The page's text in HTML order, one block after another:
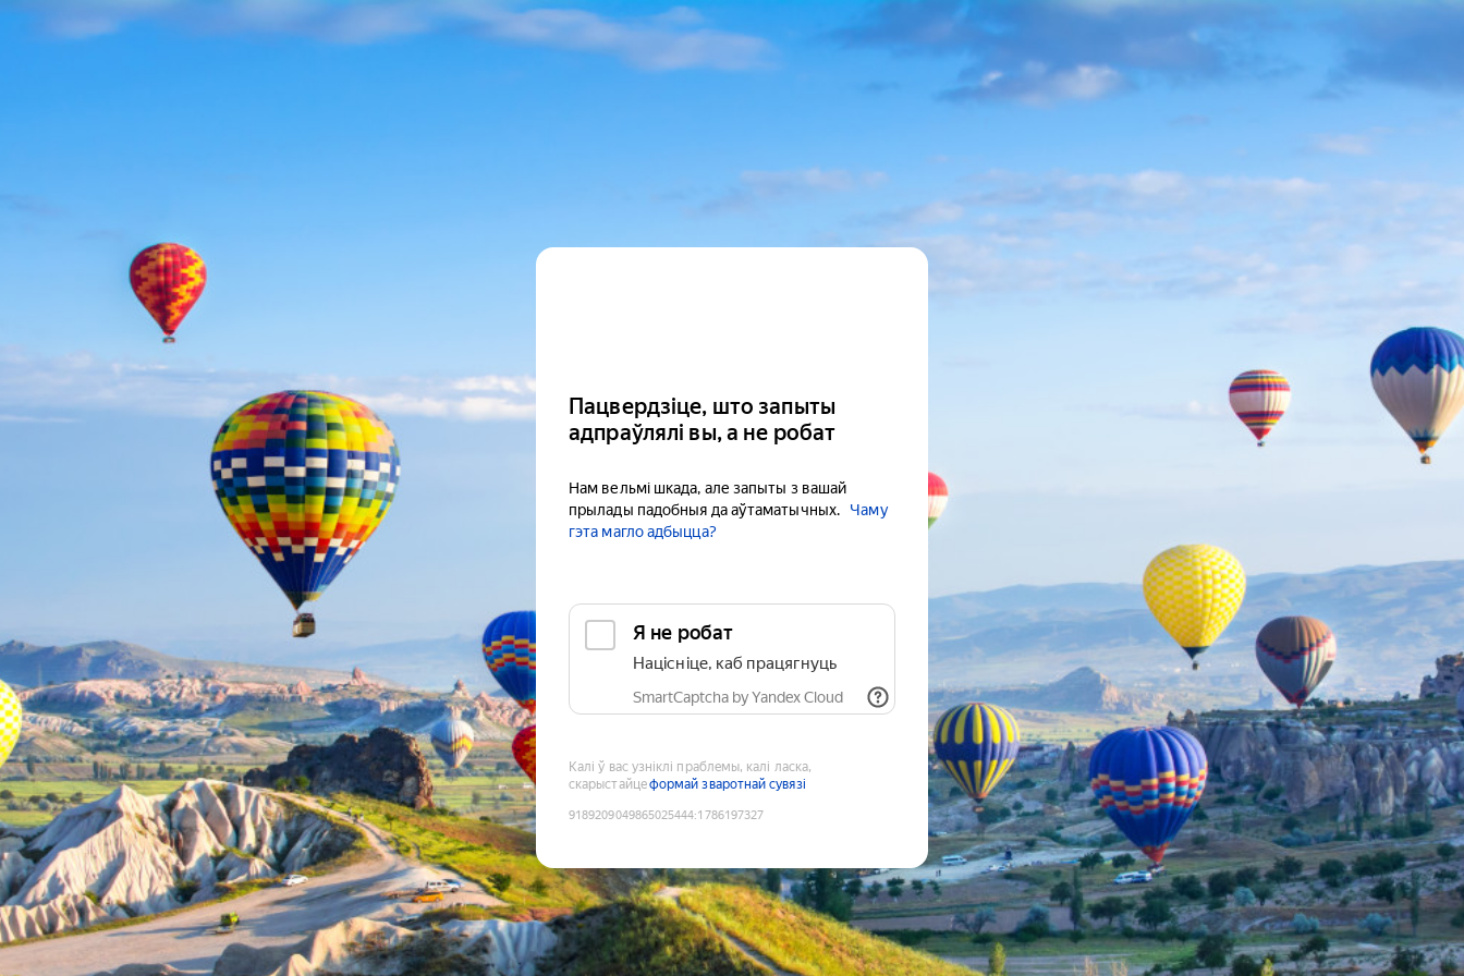
Пацвердзіце, што запыты
адпраўлялі вы, а не робат
Нам вельмі шкада, але запыты з вашай
прылады падобныя да аўтаматычных.
Чаму
гэта магло адбыцца?
Я не робат
Націсніце, каб працягнуць
SmartCaptcha by Yandex Cloud
Калі ў вас узніклі праблемы, калі ласка,
скарыстайцеформай зваротнай сувязі
9189209049865025444:1786197327